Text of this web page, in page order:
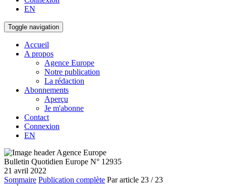
EN
Toggle navigation
Accueil
A propos
Agence Europe
Notre publication
La rédaction
Abonnements
Aperçu
Je m'abonne
Contact
Connexion
EN
Bulletin Quotidien Europe N° 12935
21 avril 2022
Sommaire Publication complète Par article 23 / 23